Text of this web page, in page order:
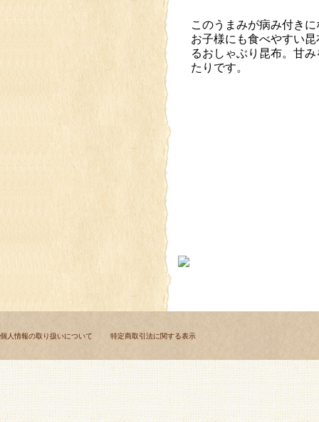
このうまみが病み付き
お子様にも食べやすい
るおしゃぶり昆布。甘
たりです。
個人情報の取り扱いについて 特定商取引法に関する表示